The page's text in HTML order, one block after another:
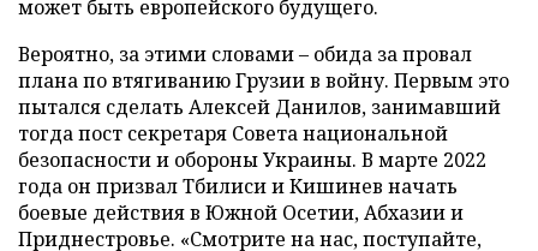
может быть европейского будущего.
Вероятно, за этими словами – обида за провал
плана по втягиванию Грузии в войну. Первым это
пытался сделать Алексей Данилов, занимавший
тогда пост секретаря Совета национальной
безопасности и обороны Украины. В марте 2022
года он призвал Тбилиси и Кишинев начать
боевые действия в Южной Осетии, Абхазии и
Приднестровье. «Смотрите на нас, поступайте,